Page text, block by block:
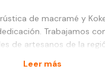
de macramé y
Trabajamos
de artesanos de la
Leer más